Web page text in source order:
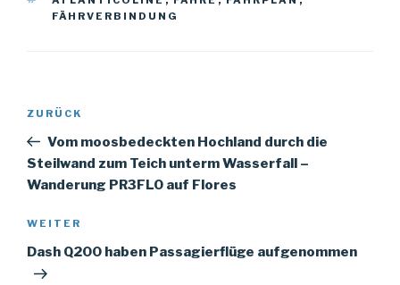
FÄHRVERBINDUNG
Beitrags-
Vorheriger
Beitrag
ZURÜCK
Vom moosbedeckten Hochland durch die
Steilwand zum Teich unterm Wasserfall –
Wanderung PR3FLO auf Flores
Nächster
Beitrag
WEITER
Dash Q200 haben Passagierflüge aufgenommen